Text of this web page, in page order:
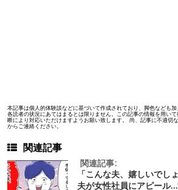
本記事は個人的体験談などに基づいて作成されており、脚色なども
各読者の状況にあてはまるとは限りません。この記事の情報を用い
断により対応いただけますようお願い致します。 尚、記事に不適切
からご連絡ください。
関連記事
関連記事:
「こんな夫、嬉しいでし
夫が女性社員にアピール